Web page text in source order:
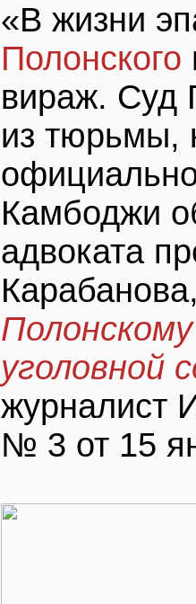
«В жизни
Полонского
вираж. Cуд
из тюрьмы,
Камбоджи
адвоката
Карабанова,
уголовной
журналист
№ 3 от 15